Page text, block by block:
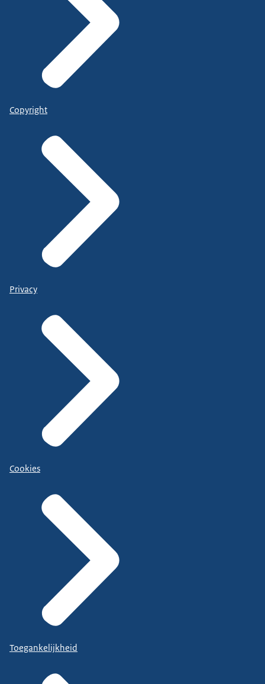
Copyright
Privacy
Cookies
Toegankelijkheid